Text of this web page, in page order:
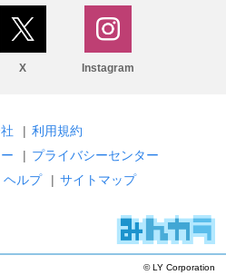
X Instagram
| 利用規約
| プライバシーセンター
ヘルプ | サイトマップ
© LY Corporation